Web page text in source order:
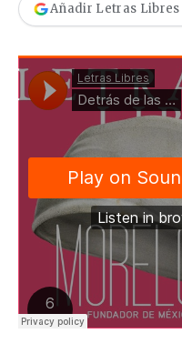
Añadir Letras Libres